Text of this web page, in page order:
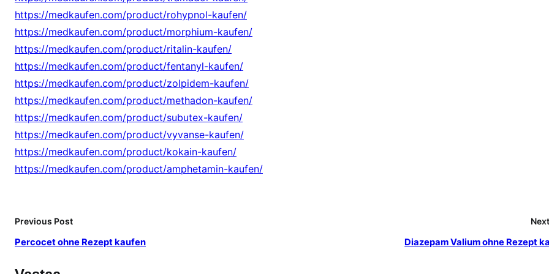
https://medkaufen.com/product/rohypnol-kaufen/
https://medkaufen.com/product/morphium-kaufen/
https://medkaufen.com/product/ritalin-kaufen/
https://medkaufen.com/product/fentanyl-kaufen/
https://medkaufen.com/product/zolpidem-kaufen/
https://medkaufen.com/product/methadon-kaufen/
https://medkaufen.com/product/subutex-kaufen/
https://medkaufen.com/product/vyvanse-kaufen/
https://medkaufen.com/product/kokain-kaufen/
https://medkaufen.com/product/amphetamin-kaufen/
Previous Post
Percocet ohne Rezept kaufen Diazepam Valium ohne Rezept